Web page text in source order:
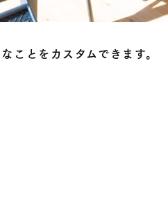
ことをカスタムできます。